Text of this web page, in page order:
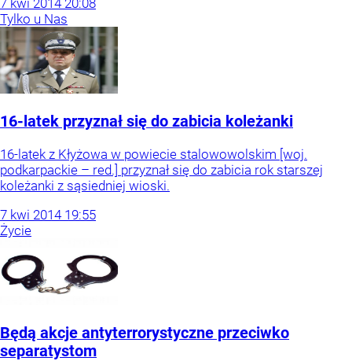
7 kwi 2014 20:08
Tylko u Nas
16-latek przyznał się do zabicia koleżanki
16-latek z Kłyżowa w powiecie stalowowolskim [woj.
podkarpackie – red.] przyznał się do zabicia rok starszej
koleżanki z sąsiedniej wioski.
7 kwi 2014 19:55
Życie
Będą akcje antyterrorystyczne przeciwko
separatystom